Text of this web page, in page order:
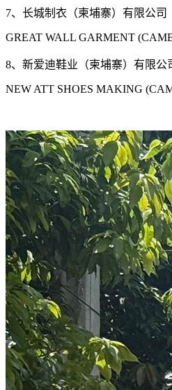
7、长城制衣（柬埔寨）有限公司
GREAT WALL GARMENT
8、新爱迪鞋业（柬埔寨）有限公
NEW ATT SHOES MAKING